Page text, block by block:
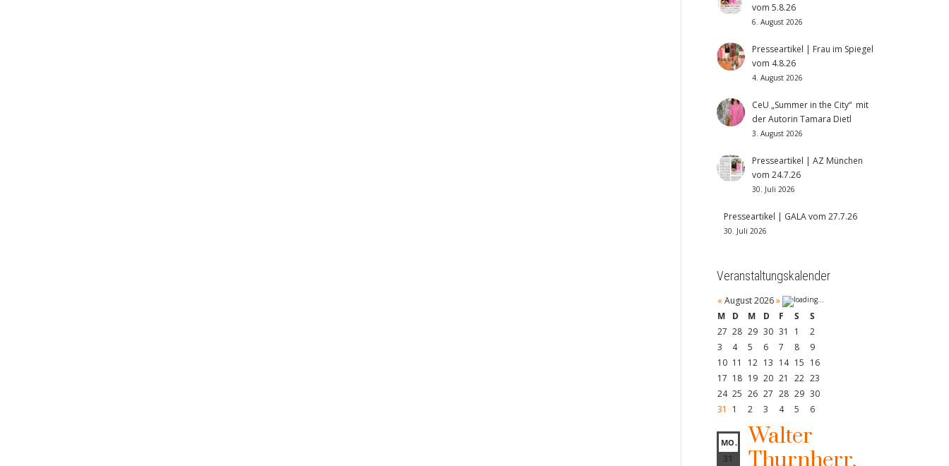
vom 5.8.26
6. August 2026
Presseartikel | Frau im Spiegel
vom 4.8.26
4. August 2026
CeU „Summer in the City“ mit
der Autorin Tamara Dietl
3. August 2026
Presseartikel | AZ München
vom 24.7.26
30. Juli 2026
Presseartikel | GALA vom 27.7.26
30. Juli 2026
Veranstaltungskalender
« August 2026 »
M
D M D F S
S
27 28 29 30 31 1
2
3
4 5 6 7 8
9
10 11 12 13 14 15 16
17 18 19 20 21 22 23
24 25 26 27 28 29 30
31
1 2 3 4 5 6
MO.
31
Walter
Thurnherr,